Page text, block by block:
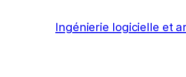
Ingénierie logicielle et